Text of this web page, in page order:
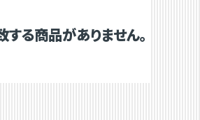
る商品がありません。